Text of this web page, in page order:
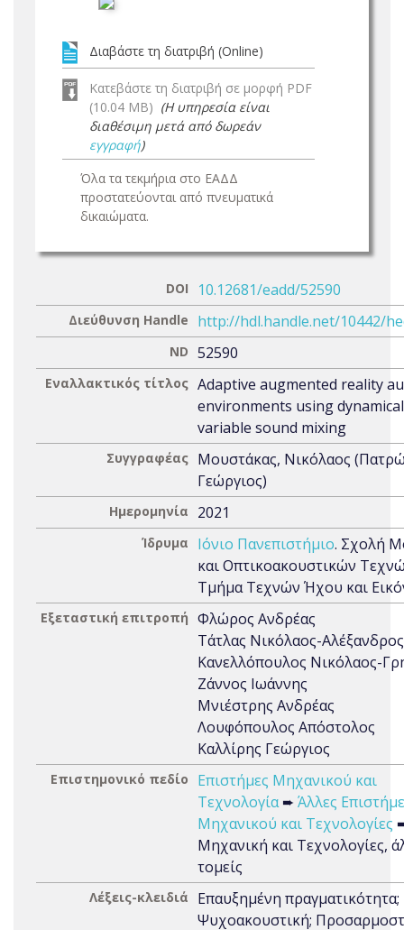
Διαβάστε τη διατριβή (Online)
Κατεβάστε τη διατριβή σε μορφή PDF
(10.04 MB) (Η υπηρεσία είναι
διαθέσιμη μετά από δωρεάν
εγγραφή)
Όλα τα τεκμήρια στο ΕΑΔΔ
προστατεύονται από πνευματικά
δικαιώματα.
DOI 10.12681/eadd/52590
Διεύθυνση Handle http://hdl.handle.net/10442/
ND 52590
Εναλλακτικός τίτλος Adaptive augmented reality
environments using
variable sound mixing
Συγγραφέας Μουστάκας, Νικόλαος
Γεώργιος)
Ημερομηνία 2021
Ίδρυμα Ιόνιο Πανεπιστήμιο. Σχολή
και Οπτικοακουστικών
Τμήμα Τεχνών Ήχου και
Εξεταστική επιτροπή Φλώρος Ανδρέας
Τάτλας Νικόλαος-Αλέξανδρος
Κανελλόπουλος Νικόλαος-
Ζάννος Ιωάννης
Μνιέστρης Ανδρέας
Λουφόπουλος Απόστολος
Καλλίρης Γεώργιος
Επιστημονικό πεδίο
Επιστήμες Μηχανικού και
Τεχνολογία➨ Άλλες
Μηχανικού και Τεχνολογίες
Μηχανική και Τεχνολογίες,
τομείς
Λέξεις-κλειδιά
Επαυξημένη πραγματικότητα;
Ψυχοακουστική;